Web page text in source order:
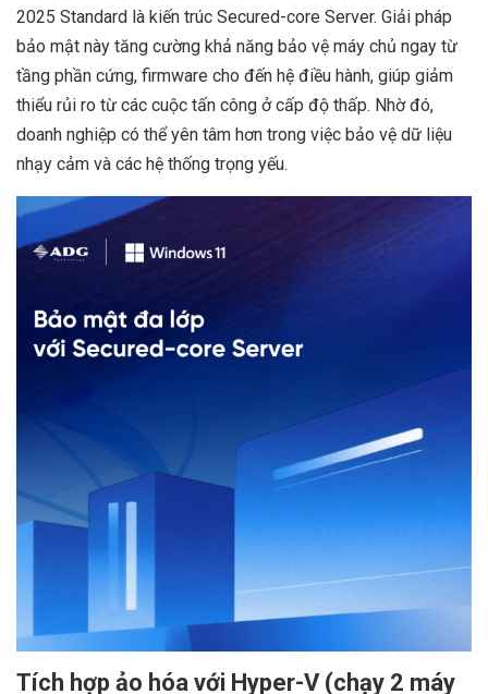
2025 Standard là kiến trúc Secured-core Server. Giải pháp
bảo mật này tăng cường khả năng bảo vệ máy chủ ngay từ
tầng phần cứng, firmware cho đến hệ điều hành, giúp giảm
thiểu rủi ro từ các cuộc tấn công ở cấp độ thấp. Nhờ đó,
doanh nghiệp có thể yên tâm hơn trong việc bảo vệ dữ liệu
nhạy cảm và các hệ thống trọng yếu.
Tích hợp ảo hóa với Hyper-V (chạy 2 máy